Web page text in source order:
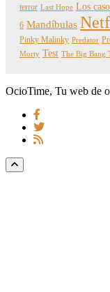
terror Last Hope Los
6 Mandíbulas
Pinky Malinky Predator
Morty Test The Big Bang
OcioTime, Tu web de